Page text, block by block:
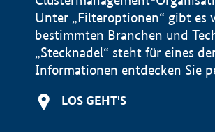
Unter „Filteroptionen“ gibt es
bestimmten Branchen und
„Stecknadel“ steht für eines
Informationen entdecken Sie
LOS GEHT'S